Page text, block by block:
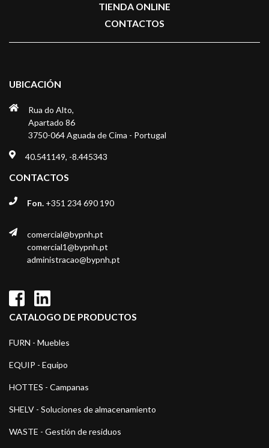
TIENDA ONLINE
CONTACTOS
UBICACIÓN
Rua do Alto,
Apartado 86
3750-064 Aguada de Cima - Portugal
40.541149, -8.445343
CONTACTOS
Fon. +351 234 690 190
comercial@bypnh.pt
comercial1@bypnh.pt
administracao@bypnh.pt
CATALOGO DE PRODUCTOS
FURN - Muebles
EQUIP - Equipo
HOTTES - Campanas
SHELV - Soluciones de almacenamiento
WASTE - Gestión de residuos